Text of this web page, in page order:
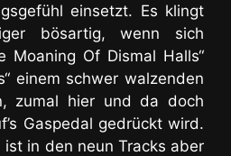
einsetzt. Es klingt
bösartig, wenn sich
Moaning Of Dismal Halls“
einem schwer walzenden
zumal hier und da doch
Gaspedal gedrückt wird.
in den neun Tracks aber